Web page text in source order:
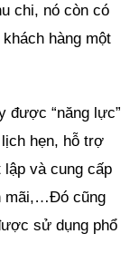
chi, nó còn có
hàng một
được “năng lực”
hẹn, hỗ trợ
lập và cung cấp
mãi,…Đó cũng
sử dụng phổ